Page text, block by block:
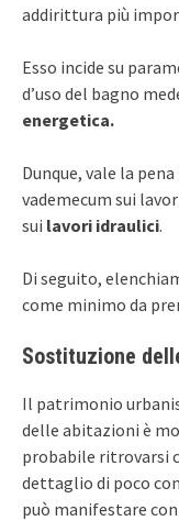
addirittura più
Esso incide su
d’uso del bagno
energetica.
Dunque, vale la
vademecum sui
sui lavori idraulici.
Di seguito,
come minimo da
Sostituzione
Il patrimonio
delle abitazioni è
probabile ritrovarsi
dettaglio di poco
può manifestare